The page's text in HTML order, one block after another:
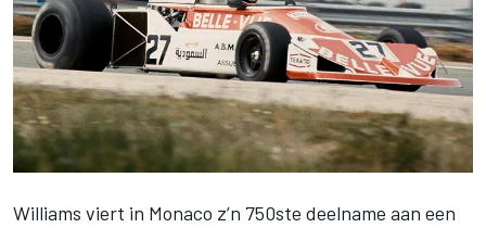
Williams viert in Monaco z’n 750ste deelname aan een